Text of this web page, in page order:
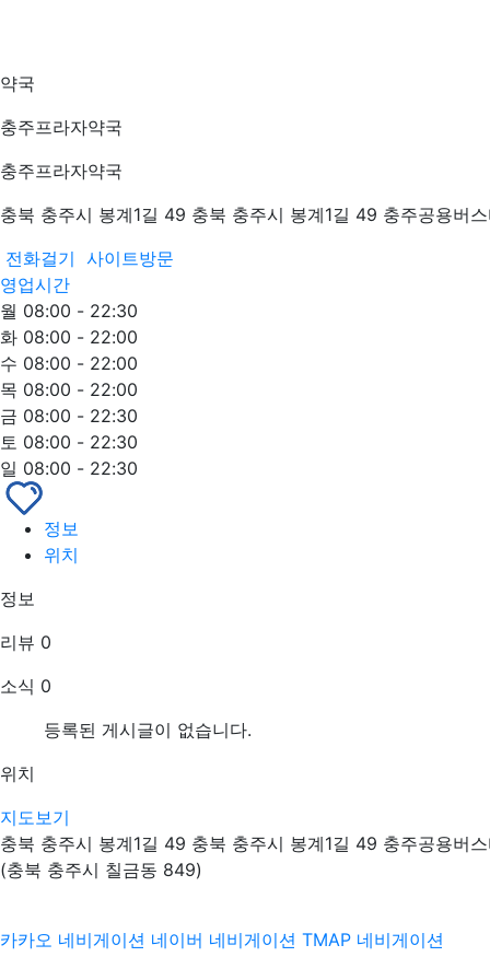
약국
충주프라자약국
충주프라자약국
충북 충주시 봉계1길 49 충북 충주시 봉계1길 49 충주공용버
전화걸기 사이트방문
영업시간
월 08:00 - 22:30
화 08:00 - 22:00
수 08:00 - 22:00
목 08:00 - 22:00
금 08:00 - 22:30
토 08:00 - 22:30
일 08:00 - 22:30
정보
위치
정보
리뷰 0
소식 0
등록된 게시글이 없습니다.
위치
지도보기
충북 충주시 봉계1길 49 충북 충주시 봉계1길 49 충주공용버
(충북 충주시 칠금동 849)
카카오 네비게이션 네이버 네비게이션 TMAP 네비게이션